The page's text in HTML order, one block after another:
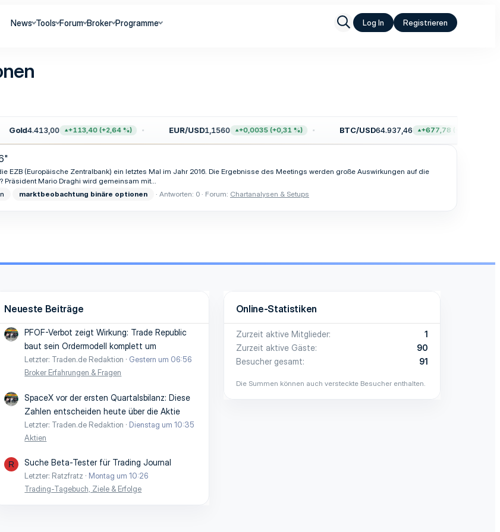
News Tools Forum Broker Programme Log In Registrieren
Gold4.413,00 +113,40 (+2,64 %) EUR/USD1,1560 +0,0035 (+0,31 %) BTC/USD64.937,46 +677,78 (+1,05 %)
EZB (Europäische Zentralbank) ein letztes Mal im Jahr 2016. Die Ergebnisse des Meetings werden große Auswirkungen auf die
Präsident Mario Draghi wird gemeinsam mit...
marktbeobachtung binäre optionen Antworten: 0 Forum: Chartanalysen & Setups
Neueste Beiträge
PFOF-Verbot zeigt Wirkung: Trade Republic
baut sein Ordermodell komplett um
Letzter: Traden.de Redaktion
Gestern um 06:56
Broker Erfahrungen & Fragen
SpaceX vor der ersten Quartalsbilanz: Diese
Zahlen entscheiden heute über die Aktie
Letzter: Traden.de Redaktion
Dienstag um 10:35
Aktien
R Suche Beta-Tester für Trading Journal
Letzter: Ratzfratz
Montag um 10:26
Trading-Tagebuch, Ziele & Erfolge
Online-Statistiken
Zurzeit aktive Mitglieder
1
Zurzeit aktive Gäste
90
Besucher gesamt
91
Die Summen können auch versteckte Besucher enthalten.